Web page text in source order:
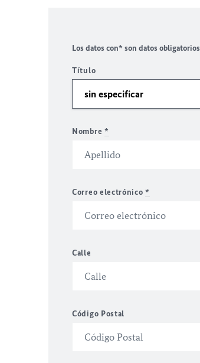
Los datos con* son datos obligatorios
Título
Nombre *
Correo electrónico*
Calle
Código Postal